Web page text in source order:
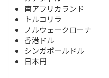
南アフリカランド
トルコリラ
ノルウェークローナ
香港ドル
シンガポールドル
日本円